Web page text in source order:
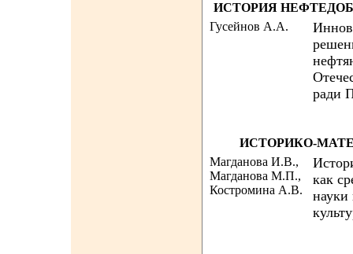
ИСТОРИЯ
Гусейнов А.А.
ради
ИСТОРИКО-
Магданова И.В.,
Магданова М.П.,
Костромина А.В.
как
науки